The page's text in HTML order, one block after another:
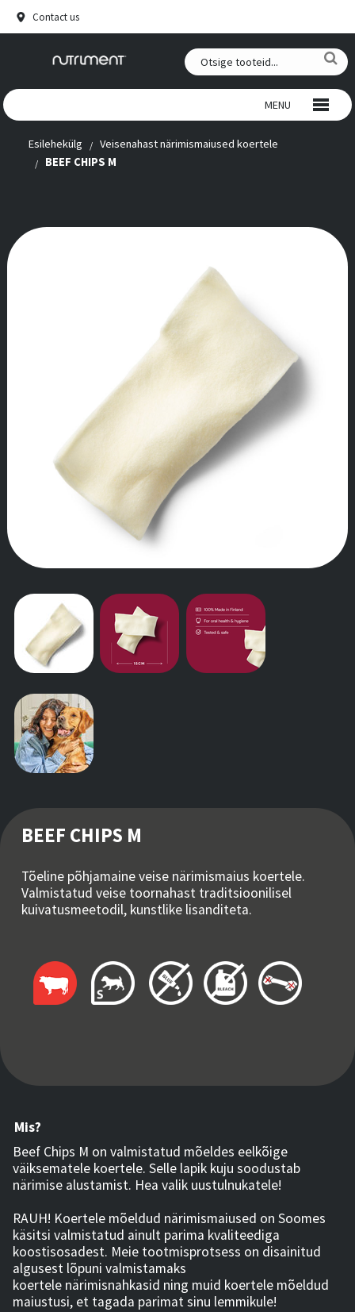
Contact us
MENU
PÕDRANAHAST NÄRIMISMAIUSED KOERTELE
SUUPISTED
Esilehekülg
Veisenahast närimismaiused koertele
BEEF CHIPS M
BEEF CHIPS M
Tõeline põhjamaine veise närimismaius koertele.
Valmistatud veise toornahast traditsioonilisel
kuivatusmeetodil, kunstlike lisanditeta.
Mis?
Beef Chips M on valmistatud mõeldes eelkõige
väiksematele koertele. Selle lapik kuju soodustab
närimise alustamist. Hea valik uustulnukatele!
RAUH! Koertele mõeldud närimismaiused on Soomes
käsitsi valmistatud ainult parima kvaliteediga
koostisosadest. Meie tootmisprotsess on disainitud
algusest lõpuni valmistamaks
koertele närimisnahkasid ning muid koertele mõeldud
maiustusi, et tagada parimat sinu lemmikule!